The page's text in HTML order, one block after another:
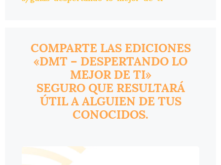
COMPARTE LAS EDICIONES
«DMT – DESPERTANDO LO
MEJOR DE TI»
SEGURO QUE RESULTARÁ
ÚTIL A ALGUIEN DE TUS
CONOCIDOS.